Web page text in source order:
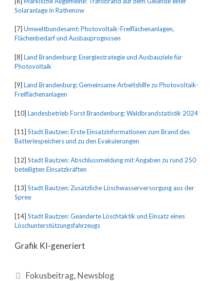
Solaranlage in Rathenow
[7] Umweltbundesamt: Photovoltaik-Freiflächenanlagen,
Flächenbedarf und Ausbauprognosen
[8] Land Brandenburg: Energiestrategie und Ausbauziele für
Photovoltaik
[9] Land Brandenburg: Gemeinsame Arbeitshilfe zu Photovoltaik-
Freiflächenanlagen
[10] Landesbetrieb Forst Brandenburg: Waldbrandstatistik 2024
[11] Stadt Bautzen: Erste Einsatzinformationen zum Brand des
Batteriespeichers und zu den Evakuierungen
[12] Stadt Bautzen: Abschlussmeldung mit Angaben zu rund 250
beteiligten Einsatzkräften
[13] Stadt Bautzen: Zusätzliche Löschwasserversorgung aus der
Spree
[14] Stadt Bautzen: Geänderte Löschtaktik und Einsatz eines
Löschunterstützungsfahrzeugs
Grafik KI-generiert
Fokusbeitrag, Newsblog